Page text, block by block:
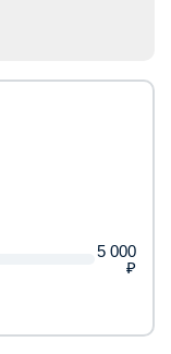
5 000
₽